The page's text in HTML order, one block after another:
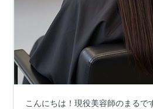
こんにちは！現役美容師のまるで